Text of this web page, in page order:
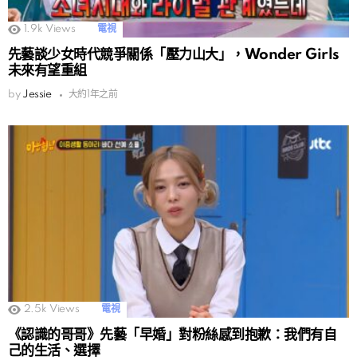
1.9k Views 電視
先藝談少女時代競爭關係「壓力山大」，Wonder Girls
未來有望重組
by Jessie 大約1年之前
2.5k Views 電視
《認識的哥哥》先藝「早婚」對粉絲感到抱歉：我們有自
己的生活、選擇